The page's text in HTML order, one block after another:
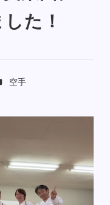
た！
ゴリー
空手